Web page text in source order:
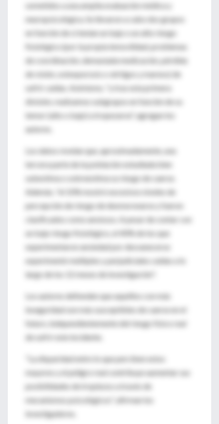
sometidos a una amplia evaluación médica y
neuropsicológica. Se llevaron a cabo dos grupos
en función de si tenían un bajo o un alto riesgo
fisiológico (por la propia inmovilidad, problemas
de coordinación, demasiada medicación, pérdida
de visión, osteoporosis o vértigos y mareos) de
sufrir caídas. Asimismo, "y tras esta primera
división, realizamos subgrupos en función de su
temor (alto o bajo) a tropezarse", agregan los
autores.
Los datos revelan que, aproximadamente, una
tercera parte de la población estudiada bien
subestima o sobreestima su riesgo de caerse.
Además, "el 10% mostró excesivos niveles de
percepción de riesgo de desmoronarse y fueron
clasificados como ansiosos. A pesar de contar con
un bajo riesgo fisiológico, el 40% de los que
experimentaron ansiedad por desvanecerse
experimentó múltiples y perjudiciales caídas a lo
largo de los 12 meses de investigación".
Los autores defienden que aquéllos con más
inseguridad son más susceptibles de caerse en el
futuro, independientemente del riesgo físico real
de sufrir este incidente.
"La disparidad entre lo que perciben estos
mayores y el peligro real contribuye aumentar sus
posibilidades de tropiezos a través de
mecanismos psicológicos", afirman los
investigadores.